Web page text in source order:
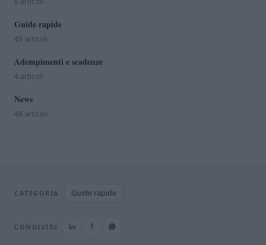
Guide rapide
45 articoli
Adempimenti e scadenze
4 articoli
News
48 articoli
CATEGORIA Guide rapide
CONDIVIDI